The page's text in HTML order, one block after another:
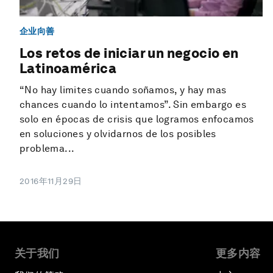
企业向善
Los retos de iniciar un negocio en
Latinoamérica
“No hay limites cuando soñamos, y hay mas
chances cuando lo intentamos”. Sin embargo es
solo en épocas de crisis que logramos enfocamos
en soluciones y olvidarnos de los posibles
problema...
2016年11月29日
关于我们 更多内容